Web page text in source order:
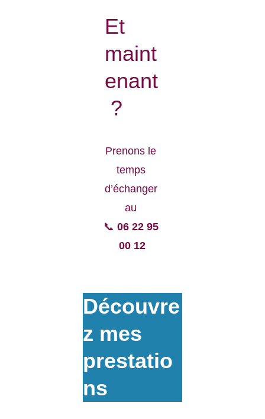
Et
maint
enant
?
Prenons le
temps
d’échanger
au
📞 06 22 95
00 12
Découvre
z mes
prestatio
ns